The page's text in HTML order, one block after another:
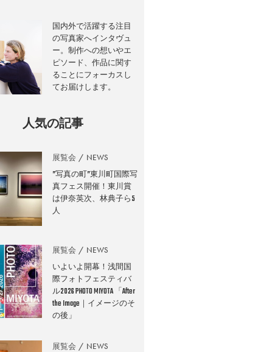
国内外で活躍する注目
の写真家へインタヴュ
ー。制作への想いやエ
ピソード、作品に関す
ることにフォーカスし
てお届けします。
人気の記事
展覧会 NEWS
”写真の町”東川町国際写
真フェス開催！東川賞
は伊奈英次、林典子ら5
人
展覧会 NEWS
いよいよ開幕！浅間国
際フォトフェスティバ
ル2026 PHOTO MIYOTA 「After
the Image｜イメージのそ
の後」
展覧会 NEWS